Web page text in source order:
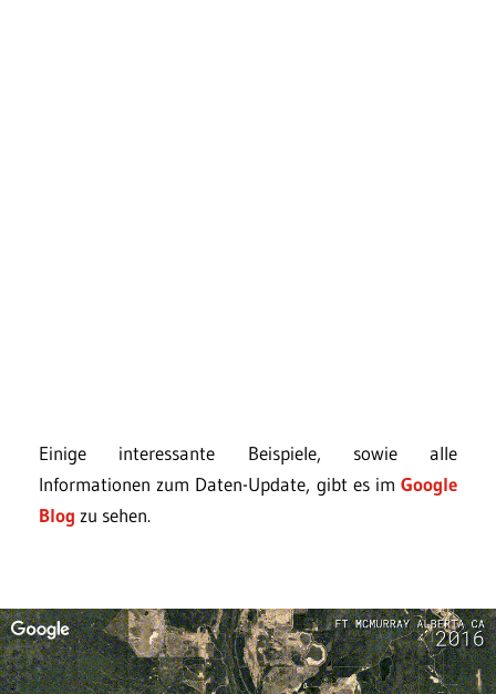
Einige interessante Beispiele, sowie alle
Informationen zum Daten-Update, gibt es im Google
Blog zu sehen.